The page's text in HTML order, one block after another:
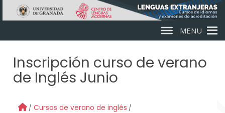
Skip to main content
MENU
Inscripción curso de verano
de Inglés Junio
Cursos de verano de inglés